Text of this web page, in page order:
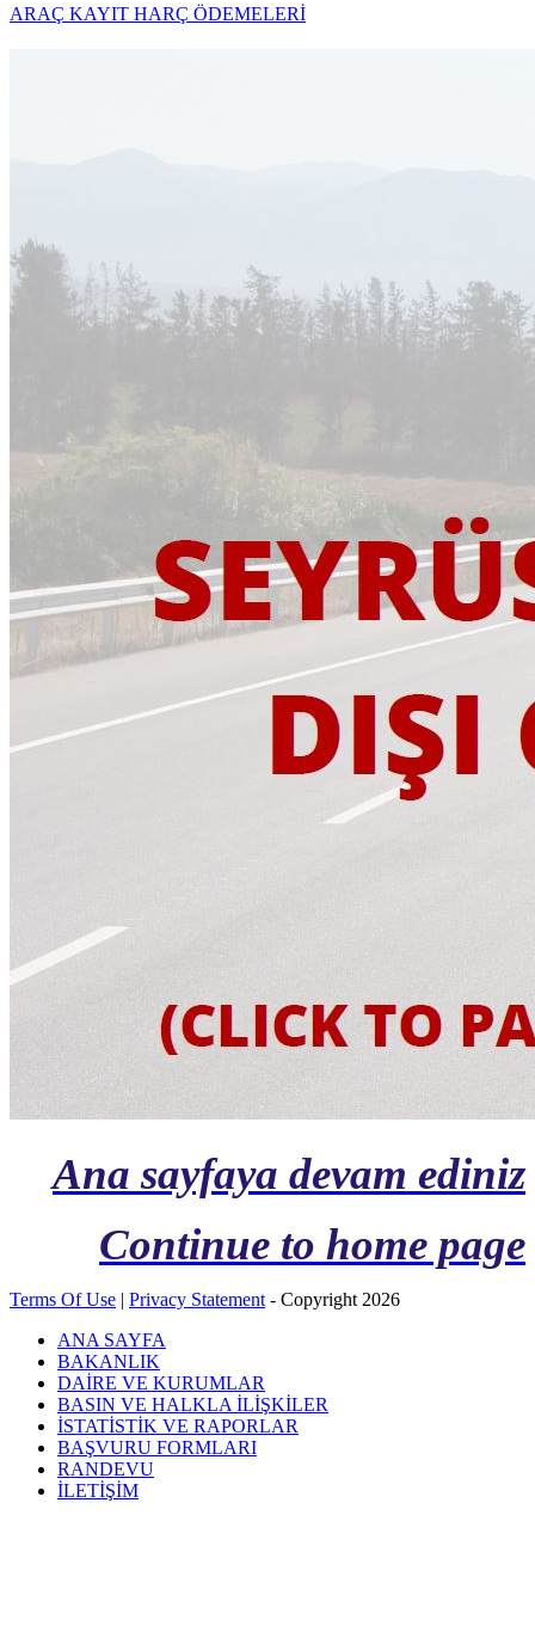
ARAÇ KAYIT HARÇ ÖDEMELERİ
Ana sayfaya devam ediniz
Continue to home page
Terms Of Use | Privacy Statement - Copyright 2026
ANA SAYFA
BAKANLIK
DAİRE VE KURUMLAR
BASIN VE HALKLA İLİŞKİLER
İSTATİSTİK VE RAPORLAR
BAŞVURU FORMLARI
RANDEVU
İLETİŞİM